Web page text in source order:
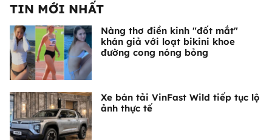
TIN MỚI NHẤT
Nàng thơ điền kinh "đốt mắt"
khán giả với loạt bikini khoe
đường cong nóng bỏng
Xe bán tải VinFast Wild tiếp tục lộ
ảnh thực tế